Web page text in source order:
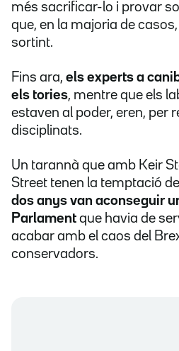
més sacrificar-lo i provar
que, en la majoria de
sortint.
Fins ara, els experts a
els tories, mentre que els
estaven al poder, eren, per
disciplinats.
Un tarannà que amb Keir
Street tenen la temptació
dos anys van aconseguir
Parlament que havia de
acabar amb el caos del
conservadors.